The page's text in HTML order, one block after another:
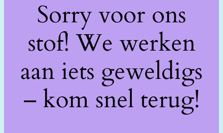
Sorry voor ons
stof! We werken
aan iets geweldigs
– kom snel terug!